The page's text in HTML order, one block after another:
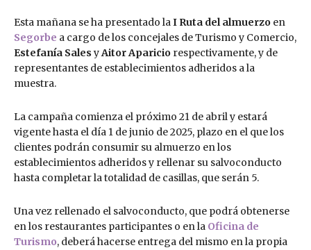
Esta mañana se ha presentado laI Ruta del almuerzo en
Segorbe a cargo de los concejales de Turismo y Comercio,
Estefanía SalesyAitor Aparicio respectivamente, y de
representantes de establecimientos adheridos a la
muestra.
La campaña comienza el próximo 21 de abril y estará
vigente hasta el día 1 de junio de 2025, plazo en el que los
clientes podrán consumir su almuerzo en los
establecimientos adheridos y rellenar su salvoconducto
hasta completar la totalidad de casillas, que serán 5.
Una vez rellenado el salvoconducto, que podrá obtenerse
en los restaurantes participantes o en la Oficina de
Turismo, deberá hacerse entrega del mismo en la propia